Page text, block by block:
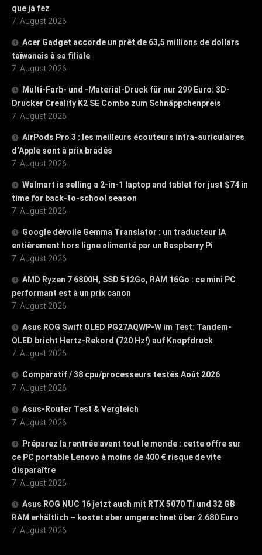
que já fez
7. August 2026
Acer Gadget accorde un prêt de 63,5 millions de dollars
taïwanais à sa filiale
7. August 2026
Multi-Farb- und -Material-Druck für nur 299 Euro: 3D-
Drucker Creality K2 SE Combo zum Schnäppchenpreis
7. August 2026
AirPods Pro 3 : les meilleurs écouteurs intra-auriculaires
d’Apple sont à prix bradés
7. August 2026
Walmart is selling a 2-in-1 laptop and tablet for just $74 in
time for back-to-school season
7. August 2026
Google dévoile Gemma Translator : un traducteur IA
entièrement hors ligne alimenté par un Raspberry Pi
7. August 2026
AMD Ryzen 7 6800H, SSD 512Go, RAM 16Go : ce mini PC
performant est à un prix canon
7. August 2026
Asus ROG Swift OLED PG27AQWP-W im Test: Tandem-
OLED bricht Hertz-Rekord (720 Hz!) auf Knopfdruck
7. August 2026
Comparatif / 38 cpu/processeurs testés Août 2026
7. August 2026
Asus-Router Test & Vergleich
7. August 2026
Préparez la rentrée avant tout le monde : cette offre sur
ce PC portable Lenovo à moins de 400 € risque de vite
disparaître
7. August 2026
Asus ROG NUC 16 jetzt auch mit RTX 5070 Ti und 32 GB
RAM erhältlich – kostet aber umgerechnet über 2.680 Euro
7. August 2026